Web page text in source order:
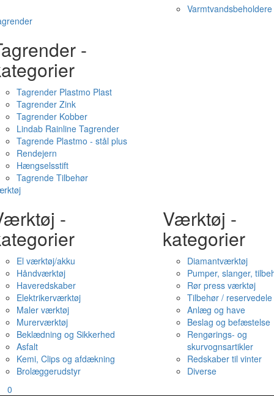
Varmtvandsbeholdere
-
Tagrender Plastmo Plast
Tagrender Zink
Tagrender Kobber
Lindab Rainline Tagrender
Tagrende Plastmo - stål plus
Rendejern
Hængselsstift
Tagrende Tilbehør
-
El værktøj/akku
Håndværktøj
Haveredskaber
Elektrikerværktøj
Maler værktøj
Murerværktøj
Beklædning og Sikkerhed
Asfalt
Kemi, Clips og afdækning
Brolæggerudstyr
Værktøj -
kategorier
Diamantværktøj
Pumper, slanger,
Rør press værktøj
Tilbehør / reservedele
Anlæg og have
Beslag og befæstelse
Rengørings- og
skurvognsartikler
Redskaber til vinter
Diverse
0